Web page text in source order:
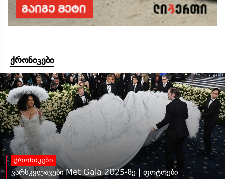
ქრონიკები
ქრონიკები
ვარსკვლავები Met Gala 2025-ზე | ფოტოები